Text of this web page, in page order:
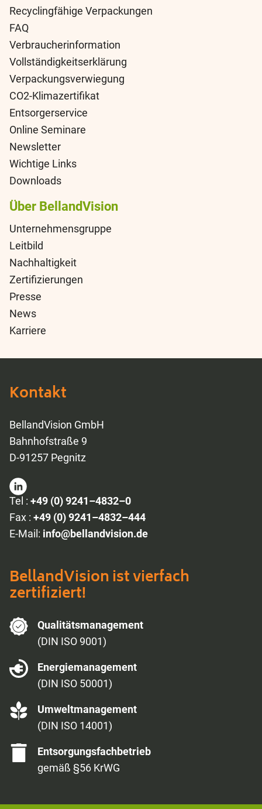
Recyclingfähige Verpackungen
FAQ
Verbraucherinformation
Vollständigkeitserklärung
Verpackungsverwiegung
CO2-Klimazertifikat
Entsorgerservice
Online Seminare
Newsletter
Wichtige Links
Downloads
Über BellandVision
Unternehmensgruppe
Leitbild
Nachhaltigkeit
Zertifizierungen
Presse
News
Karriere
Kontakt
BellandVision GmbH
Bahnhofstraße 9
D-91257 Pegnitz
Tel : +49 (0) 9241–4832–0
Fax : +49 (0) 9241–4832–444
E-Mail: info@bellandvision.de
BellandVision ist vierfach
zertifiziert!
Qualitäts­management
(DIN ISO 9001)
Energie­management
(DIN ISO 50001)
Umwelt­management
(DIN ISO 14001)
Entsorgungs­fachbetrieb
gemäß §56 KrWG